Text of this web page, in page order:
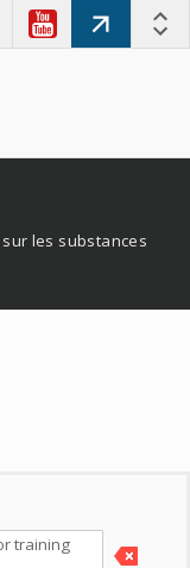
les substances